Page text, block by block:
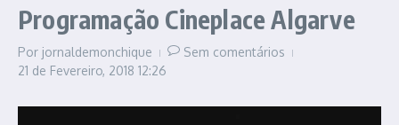
Programação Cineplace Algarve
Por jornaldemonchique
Sem comentários
21 de Fevereiro, 2018 12:26